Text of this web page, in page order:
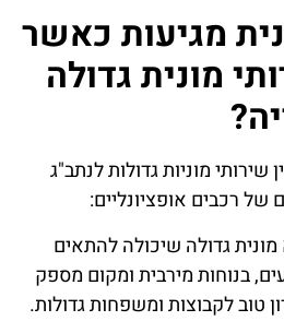
מגיעות כאשר
מונית גדולה
מוניות גדולות לנתב"ג
של רכבים אופציונליים:
מונית גדולה שיכולה להתאים
בנוחות מירבית ומקום מספק
טוב לקבוצות ומשפחות גדולות.